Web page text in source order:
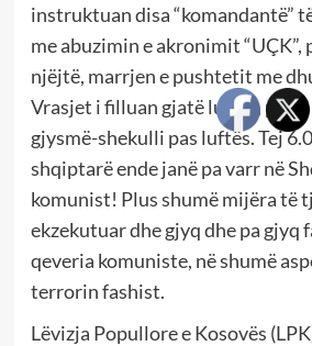
instruktuan disa “komandantë”
me abuzimin e akronimit “UÇK”,
njëjtë, marrjen e pushtetit me
Vrasjet i filluan gjatë luftës, për
gjysmë-shekulli pas luftës. Tej
shqiptarë ende janë pa varr në
komunist! Plus shumë mijëra të
ekzekutuar dhe gjyq dhe pa gjyq
qeveria komuniste, në shumë
terrorin fashist.
Lëvizja Popullore e Kosovës